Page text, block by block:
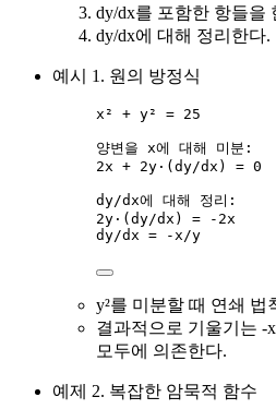
dy/dx를 포함한 항들을
dy/dx에 대해 정리한다.
예시 1. 원의 방정식
x² + y² = 25
양변을 x에 대해 미분:
2x + 2y·(dy/dx) = 0
dy/dx에 대해 정리:
2y·(dy/dx) = -2x
dy/dx = -x/y
y²를 미분할 때 연쇄 법
결과적으로 기울기는 -
모두에 의존한다.
예제 2. 복잡한 암묵적 함수